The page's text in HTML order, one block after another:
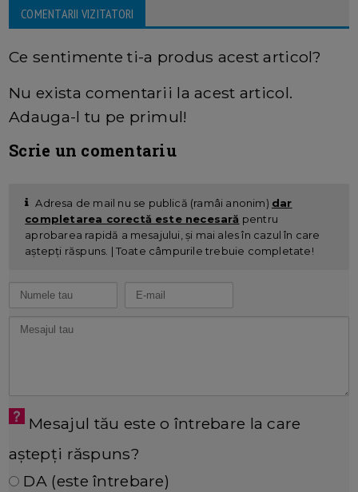
COMENTARII VIZITATORI
Ce sentimente ti-a produs acest articol?
Nu exista comentarii la acest articol.
Adauga-l tu pe primul!
Scrie un comentariu
Adresa de mail nu se publică (ramâi anonim) dar
completarea corectă este necesară pentru
aprobarea rapidă a mesajului, și mai ales în cazul în care
aștepți răspuns. | Toate câmpurile trebuie completate!
Mesajul tău este o întrebare la care
aștepți răspuns?
DA (este întrebare)